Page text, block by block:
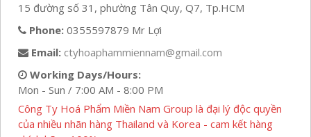
15 đường số 31, phường Tân Quy, Q7, Tp.HCM
Phone: 0355597879 Mr Lợi
Email: ctyhoaphammiennam@gmail.com
Working Days/Hours:
Mon - Sun / 7:00 AM - 8:00 PM
Công Ty Hoá Phẩm Miền Nam Group là đại lý độc quyền
của nhiều nhãn hàng Thailand và Korea - cam kết hàng